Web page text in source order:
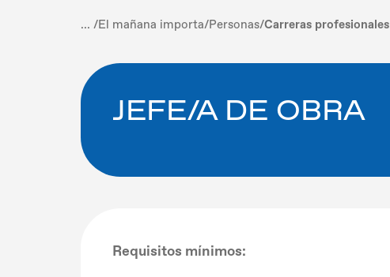
... /El mañana importa/Personas/Carreras profesionales
JEFE/A DE OBRA
Requisitos mínimos: